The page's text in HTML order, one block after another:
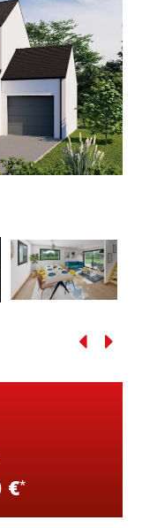
€*